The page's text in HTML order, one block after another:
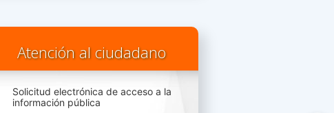
Atención al ciudadano
Solicitud electrónica de acceso a la
información pública